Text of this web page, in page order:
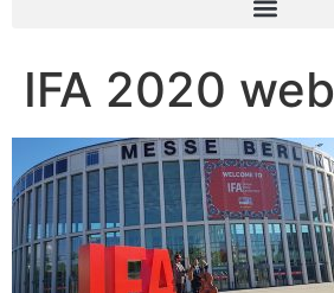
IFA 2020 web